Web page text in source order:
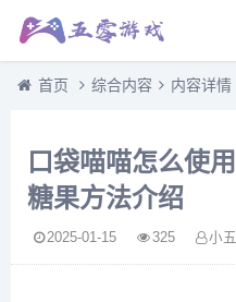
首页 综合内容 内容详情
口袋喵喵怎么使
糖果方法介绍
2025-01-15 325 小五